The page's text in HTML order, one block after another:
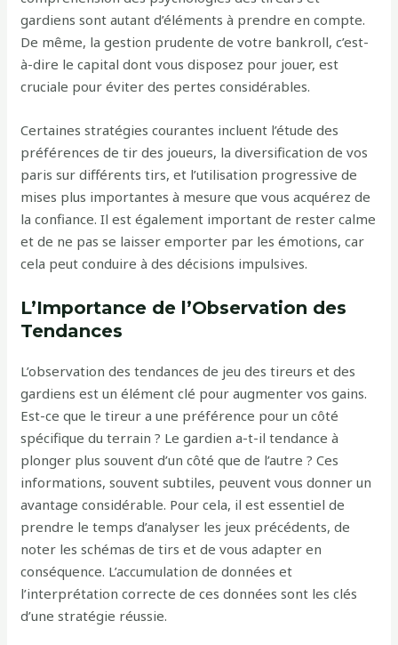
gardiens sont autant d’éléments à prendre en compte.
De même, la gestion prudente de votre bankroll, c’est-
à-dire le capital dont vous disposez pour jouer, est
cruciale pour éviter des pertes considérables.
Certaines stratégies courantes incluent l’étude des
préférences de tir des joueurs, la diversification de vos
paris sur différents tirs, et l’utilisation progressive de
mises plus importantes à mesure que vous acquérez de
la confiance. Il est également important de rester calme
et de ne pas se laisser emporter par les émotions, car
cela peut conduire à des décisions impulsives.
L’Importance de l’Observation des
Tendances
L’observation des tendances de jeu des tireurs et des
gardiens est un élément clé pour augmenter vos gains.
Est-ce que le tireur a une préférence pour un côté
spécifique du terrain ? Le gardien a-t-il tendance à
plonger plus souvent d’un côté que de l’autre ? Ces
informations, souvent subtiles, peuvent vous donner un
avantage considérable. Pour cela, il est essentiel de
prendre le temps d’analyser les jeux précédents, de
noter les schémas de tirs et de vous adapter en
conséquence. L’accumulation de données et
l’interprétation correcte de ces données sont les clés
d’une stratégie réussie.